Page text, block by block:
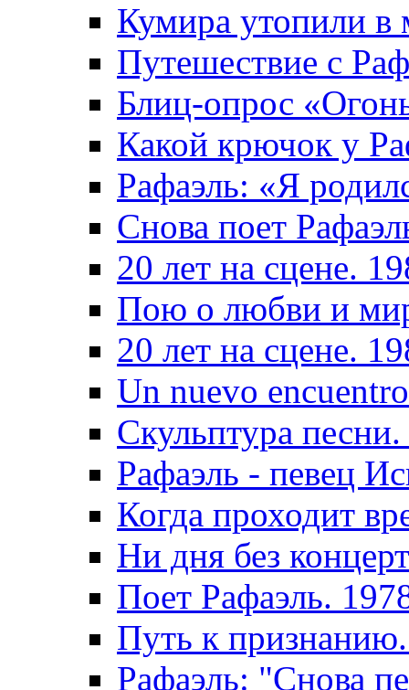
Кумира утопили в
Путешествие с
Блиц-опрос
Какой крючок у
Рафаэль: «Я
Снова поет
20 лет на сцене.
Пою о любви и
20 лет на сцене.
Un nuevo
Скульптура
Рафаэль - певец
Когда проходит
Ни дня без
Поет Рафаэль.
Путь к
Рафаэль: "Снова